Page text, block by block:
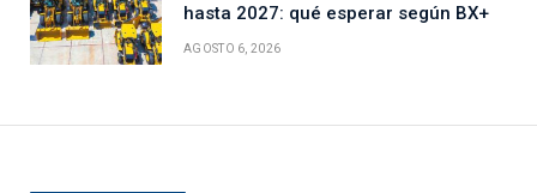
hasta 2027: qué esperar según BX+
AGOSTO 6, 2026